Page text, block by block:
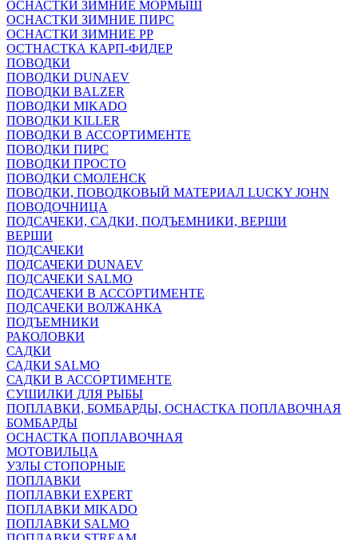
ОСНАСТКИ ЗИМНИЕ МОРМЫШ
ОСНАСТКИ ЗИМНИЕ ПИРС
ОСНАСТКИ ЗИМНИЕ РР
ОСТНАСТКА КАРП-ФИДЕР
ПОВОДКИ
ПОВОДКИ DUNAEV
ПОВОДКИ BALZER
ПОВОДКИ MIKADO
ПОВОДКИ KILLER
ПОВОДКИ В АССОРТИМЕНТЕ
ПОВОДКИ ПИРС
ПОВОДКИ ПРОСТО
ПОВОДКИ СМОЛЕНСК
ПОВОДКИ, ПОВОДКОВЫЙ МАТЕРИАЛ LUCKY JOHN
ПОВОДОЧНИЦА
ПОДСАЧЕКИ, САДКИ, ПОДЪЕМНИКИ, ВЕРШИ
ВЕРШИ
ПОДСАЧЕКИ
ПОДСАЧЕКИ DUNAEV
ПОДСАЧЕКИ SALMO
ПОДСАЧЕКИ В АССОРТИМЕНТЕ
ПОДСАЧЕКИ ВОЛЖАНКА
ПОДЪЕМНИКИ
РАКОЛОВКИ
САДКИ
САДКИ SALMO
САДКИ В АССОРТИМЕНТЕ
СУШИЛКИ ДЛЯ РЫБЫ
ПОПЛАВКИ, БОМБАРДЫ, ОСНАСТКА ПОПЛАВОЧНАЯ
БОМБАРДЫ
ОСНАСТКА ПОПЛАВОЧНАЯ
МОТОВИЛЬЦА
УЗЛЫ СТОПОРНЫЕ
ПОПЛАВКИ
ПОПЛАВКИ EXPERT
ПОПЛАВКИ MIKADO
ПОПЛАВКИ SALMO